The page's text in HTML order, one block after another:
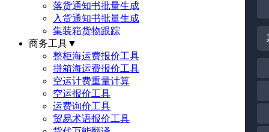
落货通知书批量生成
入货通知书批量生成
集装箱货物跟踪
商务工具▼
整柜海运费报价工具
拼箱海运费报价工具
空运计费重量计算
空运报价工具
运费询价工具
贸易术语报价工具